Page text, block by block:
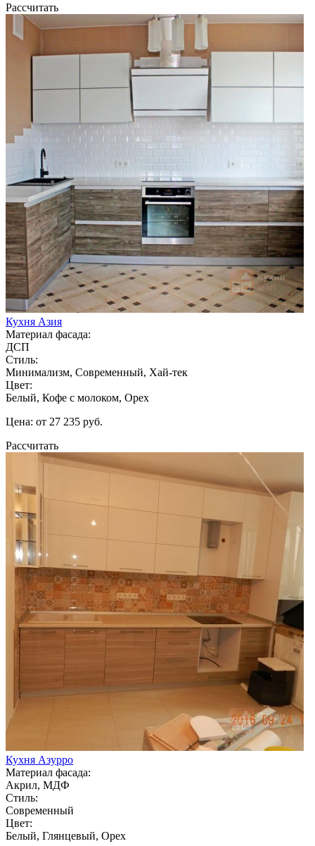
Рассчитать
Кухня Азия
Материал фасада:
ДСП
Стиль:
Минимализм, Современный, Хай-тек
Цвет:
Белый, Кофе с молоком, Орех
Цена: от 27 235 руб.
Рассчитать
Кухня Азурро
Материал фасада:
Акрил, МДФ
Стиль:
Современный
Цвет:
Белый, Глянцевый, Орех